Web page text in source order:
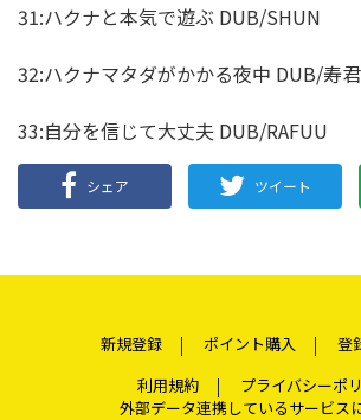
31:ハクナと本気で遊ぶ DUB/SHUN
32:ハクナマタダがかかる夜中 DUB/寿君
33:自分を信じて大丈夫 DUB/RAFUU
シェア ツイート
新規登録 ポイント購入
登
利用規約
プライバシーポ
外部データ連携しているサービス